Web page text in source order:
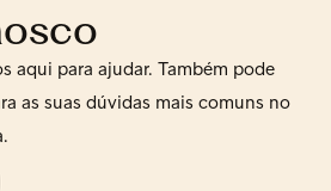
aqui para ajudar. Também pode
as suas dúvidas mais comuns no